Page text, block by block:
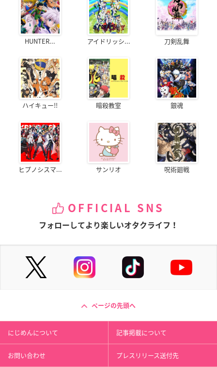
HUNTER... アイドリッシ... 刀剣乱舞
ハイキュー!! 暗殺教室 銀魂
ヒプノシスマ... サンリオ 呪術廻戦
OFFICIAL SNS
フォローしてより楽しいオタクライフ！
ページの先頭へ
にじめんについて 記事掲載について
お問い合わせ プレスリリース送付先